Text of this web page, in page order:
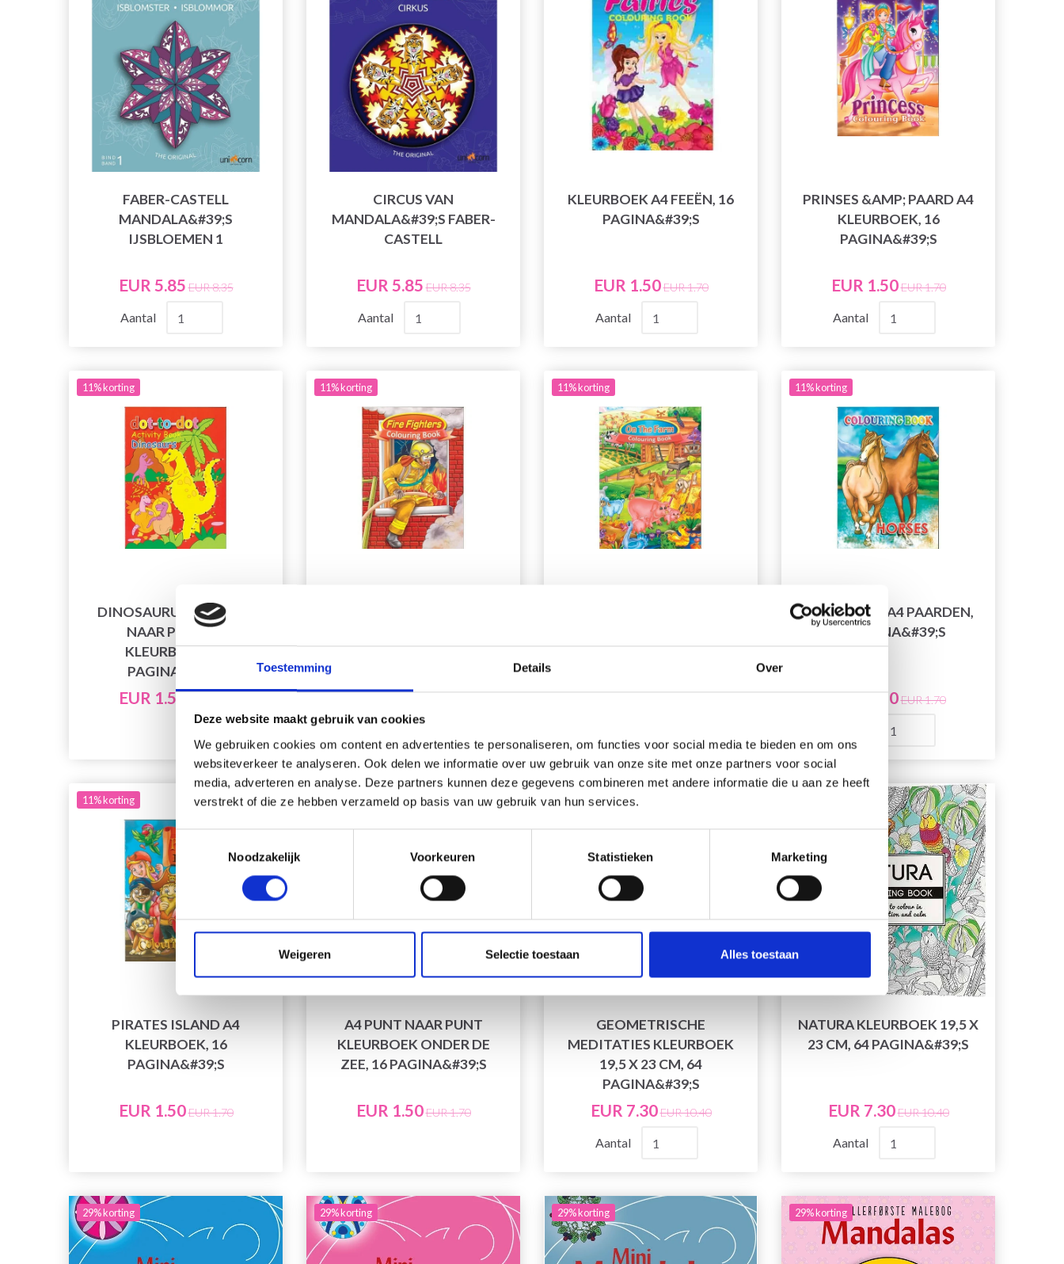
Toestemming Details Over
Deze website maakt gebruik van cookies
We gebruiken cookies om content en advertenties te personaliseren, om functies voor social media te bieden en om ons
websiteverkeer te analyseren. Ook delen we informatie over uw gebruik van onze site met onze partners voor social
media, adverteren en analyse. Deze partners kunnen deze gegevens combineren met andere informatie die u aan ze heeft
verstrekt of die ze hebben verzameld op basis van uw gebruik van hun services.
Toestemmingsselectie
Noodzakelijk
Voorkeuren Statistieken Marketing
Weigeren Selectie toestaan Alles toestaan
FABER-CASTELL
MANDALA&#39;S
IJSBLOEMEN 1
EUR 5.85 EUR 8.35
Aantal
CIRCUS VAN
MANDALA&#39;S FABER-
CASTELL
EUR 5.85 EUR 8.35
Aantal
KLEURBOEK A4 FEEËN, 16
PAGINA&#39;S
EUR 1.50EUR 1.70
Aantal
PRINSES &AMP; PAARD A4
KLEURBOEK, 16
PAGINA&#39;S
EUR 1.50EUR 1.70
Aantal
11% korting
DINOSAURUSSEN PUNT
NAAR PUNT A4
KLEURBOEK, 16
PAGINA&#39;S
EUR 1.50
11% korting
PAGINA&#39;S
EUR 1.50
11% korting
PAGINA&#39;S
EUR 1.50
11% korting
KLEURBOEK A4 PAARDEN,
16 PAGINA&#39;S
EUR 1.50EUR 1.70
11% korting
PIRATES ISLAND A4
KLEURBOEK, 16
PAGINA&#39;S
EUR 1.50EUR 1.70
11% korting
A4 PUNT NAAR PUNT
KLEURBOEK ONDER DE
ZEE, 16 PAGINA&#39;S
EUR 1.50EUR 1.70
29% korting
GEOMETRISCHE
MEDITATIES KLEURBOEK
19,5 X 23 CM, 64
PAGINA&#39;S
EUR 7.30EUR 10.40
Aantal
NATURA KLEURBOEK 19,5 X
23 CM, 64 PAGINA&#39;S
EUR 7.30EUR 10.40
Aantal
29% korting 29% korting 29% korting 29% korting